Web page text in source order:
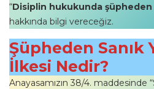
“Disiplin hukukunda şüpheden
hakkında bilgi vereceğiz.
Şüpheden Sanık
İlkesi Nedir?
Anayasamızın 38/4.